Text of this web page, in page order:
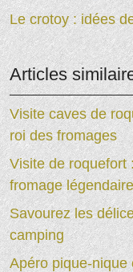
Le crotoy : idées
Articles
Visite caves de
roi des fromages
Visite de roquefort
fromage légendaire
Savourez les
camping
Apéro pique-nique